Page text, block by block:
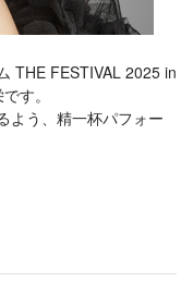
THE FESTIVAL 2025 in
す。
よう、精一杯パフォー